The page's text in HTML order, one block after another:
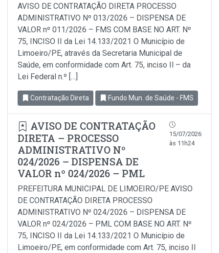
AVISO DE CONTRATAÇÃO DIRETA PROCESSO
ADMINISTRATIVO Nº 013/2026 – DISPENSA DE
VALOR nº 011/2026 – FMS COM BASE NO ART. Nº
75, INCISO II da Lei 14.133/2021 O Município de
Limoeiro/PE, através da Secretaria Municipal de
Saúde, em conformidade com Art. 75, inciso Il – da
Lei Federal n.º […]
Contratação Direta Fundo Mun. de Saúde - FMS
AVISO DE CONTRATAÇÃO
DIRETA – PROCESSO
ADMINISTRATIVO Nº
024/2026 – DISPENSA DE
VALOR nº 024/2026 – PML
15/07/2026
às 11h24
PREFEITURA MUNICIPAL DE LIMOEIRO/PE AVISO
DE CONTRATAÇÃO DIRETA PROCESSO
ADMINISTRATIVO Nº 024/2026 – DISPENSA DE
VALOR nº 024/2026 – PML COM BASE NO ART. Nº
75, INCISO II da Lei 14.133/2021 O Município de
Limoeiro/PE, em conformidade com Art. 75, inciso Il